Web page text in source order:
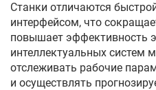
Станки отличаются
интерфейсом, что
повышает эффективность
интеллектуальных систем
отслеживать рабочие
и осуществлять